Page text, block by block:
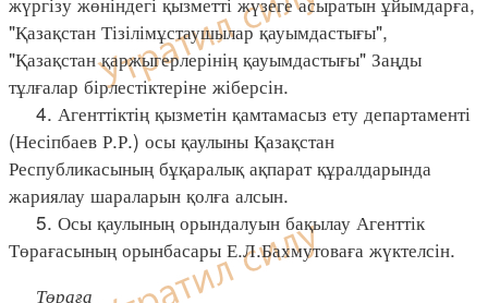
"Қазақстан Тізілімұстаушылар қауымдастығы",
"Қазақстан қаржыгерлерінің қауымдастығы" Заңды
тұлғалар бірлестіктеріне жіберсін.
4. Агенттіктің қызметін қамтамасыз ету департаменті
(Несіпбаев Р.Р.) осы қаулыны Қазақстан
Республикасының бұқаралық ақпарат құралдарында
жариялау шараларын қолға алсын.
5. Осы қаулының орындалуын бақылау Агенттік
Төрағасының орынбасары Е.Л.Бахмутоваға жүктелсін.
Төраға